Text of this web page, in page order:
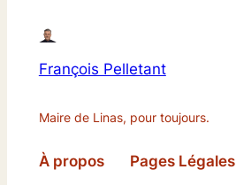
François Pelletant
Maire de Linas, pour toujours.
À propos Pages Légales